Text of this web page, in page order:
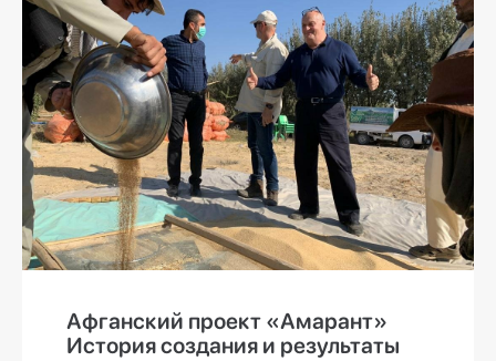
Афганский проект «Амарант»
История создания и результаты